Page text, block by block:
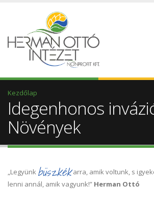
Kezdőlap
Idegenhonos
Növények
„Legyünk büszkékarra, amik voltunk, s
lenni annál, amik vagyunk!” Herman Ottó